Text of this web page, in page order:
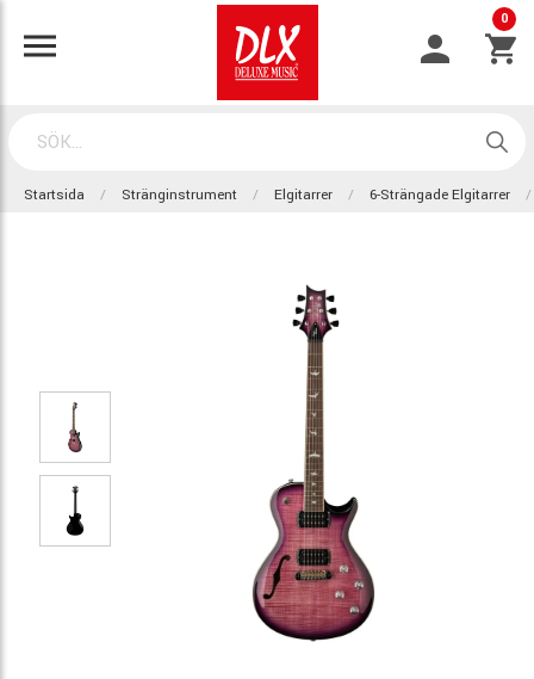
0
Startsida Stränginstrument Elgitarrer 6-Strängade Elgitarrer